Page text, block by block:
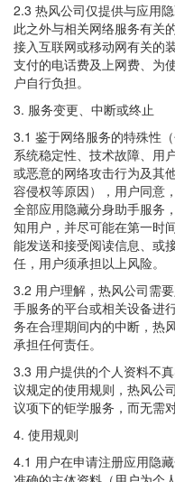
2.3 热风公司仅提供与应用
此之外与相关网络服务有关
接入互联网或移动网有关的
支付的电话费及上网费、为
户自行负担。
3. 服务变更、中断或终止
3.1 鉴于网络服务的特殊性
系统稳定性、技术故障、用
或恶意的网络攻击行为及其
容侵权等原因），用户同意
全部应用隐藏分身助手服务
知用户，并尽可能在第一时
能发送和接受阅读信息、或
任，用户须承担以上风险。
3.2 用户理解，热风公司需
手服务的平台或相关设备进
务在合理期间内的中断，热
承担任何责任。
3.3 用户提供的个人资料不
议规定的使用规则，热风公
议项下的钜学服务，而无需
4. 使用规则
4.1 用户在申请注册应用隐